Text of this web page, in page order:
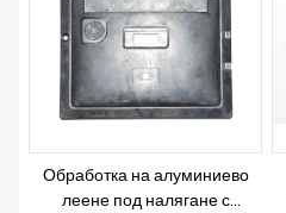
Обработка на алуминиево
леене под налягане с